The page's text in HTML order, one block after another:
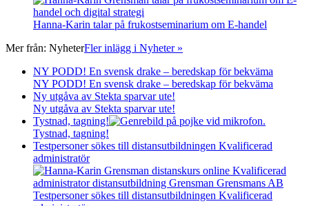
Hanna-Karin talar på frukostseminarium om E-handel
Mer från: NyheterFler inlägg i Nyheter »
NY PODD! En svensk drake – beredskap för bekväma
NY PODD! En svensk drake – beredskap för bekväma
Ny utgåva av Stekta sparvar ute!
Ny utgåva av Stekta sparvar ute!
Tystnad, tagning!
Tystnad, tagning!
Testpersoner sökes till distansutbildningen Kvalificerad
administratör
Testpersoner sökes till distansutbildningen Kvalificerad